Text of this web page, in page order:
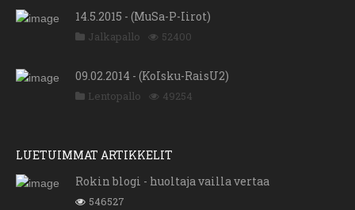
14.5.2015 - (MuSa-P-Iirot)
Jalkapallo 52400
09.02.2014 - (KoIsku-RaisU2)
Lentopallo 49254
LUETUIMMAT ARTIKKELIT
Rokin blogi - huoltaja vailla vertaa
546527